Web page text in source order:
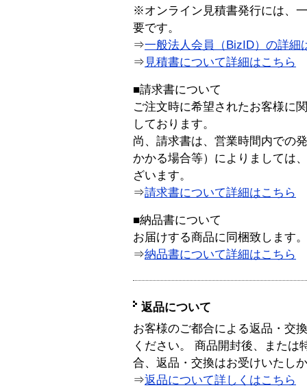
※オンライン見積書発行には、
要です。
⇒一般法人会員（BizID）の詳細
⇒ 見積書について詳細はこちら
■請求書について
ご注文時に希望されたお客様に
しております。
尚、請求書は、営業時間内での
かかる場合等）によりましては
ざいます。
⇒請求書について詳細はこちら
■納品書について
お届けする商品に同梱致します。
⇒納品書について詳細はこちら
返品について
お客様のご都合による返品・交
ください。 商品開封後、または
合、返品・交換はお受けいたし
⇒返品について詳しくはこちら